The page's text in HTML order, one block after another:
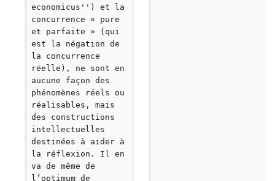
economicus'') et la
concurrence « pure
et parfaite » (qui
est la négation de
la concurrence
réelle), ne sont en
aucune façon des
phénomènes réels ou
réalisables, mais
des constructions
intellectuelles
destinées à aider à
la réflexion. Il en
va de même de
l’optimum de